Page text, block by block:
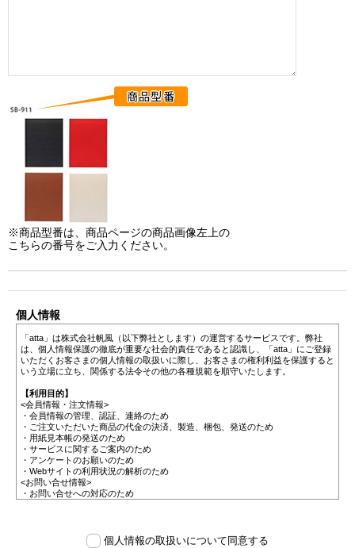
※商品型番は、商品ページの商品画像左上の
こちらの番号をご入力ください。
個人情報
「atta」は株式会社帆風（以下弊社とします）の運営するサービスです。弊社
は、個人情報保護の徹底が重要な社会的責任であると認識し、「atta」にご登録
いただくお客さまの個人情報の取扱いに際し、お客さまの権利利益を保護すると
いう立場に立ち、関係する法令その他の各種規範を順守いたします。
【利用目的】
<会員情報・注文情報>
・会員情報の管理、認証、連絡のため
・ご注文いただいた商品の代金の決済、製造、梱包、発送のため
・用紙見本帳の発送のため
・サービスに関するご案内のため
・アンケートのお願いのため
・Webサイトの利用状況の解析のため
<お問い合せ情報>
・お問い合せへの対応のため
・サービスに関するご案内のため個人情報の取扱いについて同意する